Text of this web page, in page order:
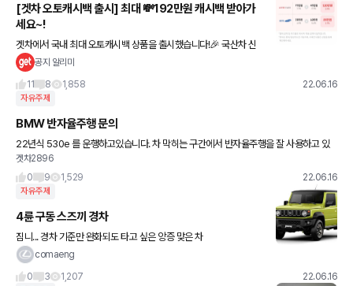
[겟차 오토캐시백 출시] 최대 💸192만원 캐시백 받아가
세요~!
겟차에서 국내 최대 오토캐시백 상품을 출시했습니다!🎉 국산차 신
차 구매 시, 결제만 겟차에서 하면 차량 금액의 2.0 ~ 2.4%까지 캐시
공지 알리미
11
8 1,858 22.06.16
자유주제
BMW 반자율주행 문의
22년식 530e 를 운행하고있습니다. 차 막히는 구간에서 반자율주행을 잘 사용하고 있
는데요, 끼어드는 차량이나, 횡단보도를 건너는 사람을 인식하나요? 테스트 해볼 수도 없
고, 인식 못하거나
겟차2896
0
9 1,529 22.06.16
자유주제
4륜 구동 스즈끼 경차
짐니... 경차 기준만 완화되도 타고 싶은 앙증 맞은 차
comaeng
0
3 1,207 22.06.16